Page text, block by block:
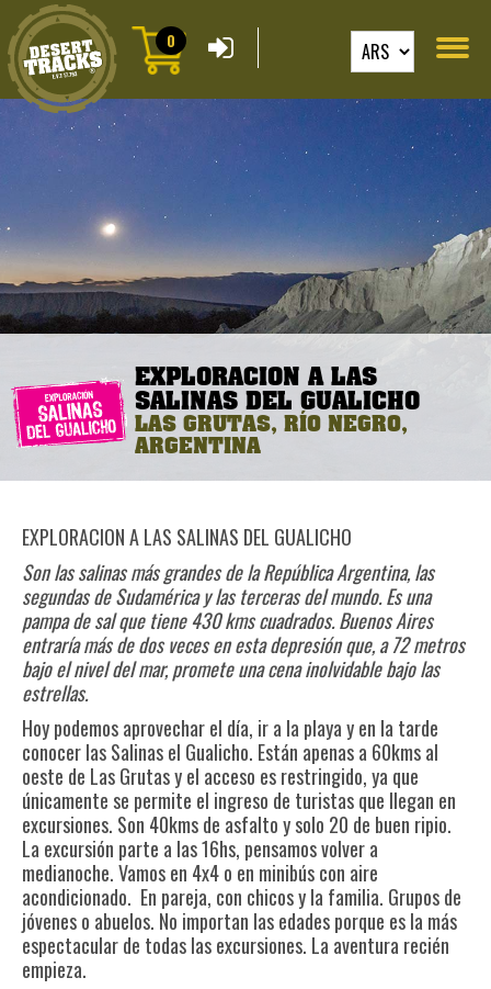
0
EXPLORACION A LAS
SALINAS DEL GUALICHO
LAS GRUTAS, RÍO NEGRO,
ARGENTINA
EXPLORACION A LAS SALINAS DEL GUALICHO
Son las salinas más grandes de la República Argentina, las
segundas de Sudamérica y las terceras del mundo. Es una
pampa de sal que tiene 430 kms cuadrados. Buenos Aires
entraría más de dos veces en esta depresión que, a 72 metros
bajo el nivel del mar, promete una cena inolvidable bajo las
estrellas.
Hoy podemos aprovechar el día, ir a la playa y en la tarde
conocer las Salinas el Gualicho. Están apenas a 60kms al
oeste de Las Grutas y el acceso es restringido, ya que
únicamente se permite el ingreso de turistas que llegan en
excursiones. Son 40kms de asfalto y solo 20 de buen ripio.
La excursión parte a las 16hs, pensamos volver a
medianoche. Vamos en 4x4 o en minibús con aire
acondicionado. En pareja, con chicos y la familia. Grupos de
jóvenes o abuelos. No importan las edades porque es la más
espectacular de todas las excursiones. La aventura recién
empieza.